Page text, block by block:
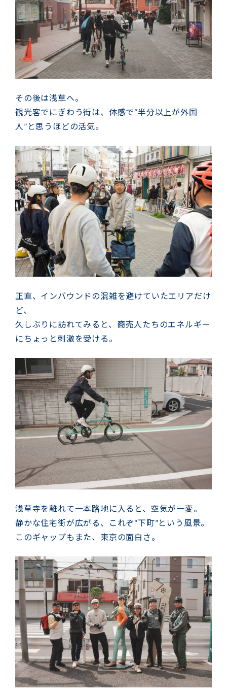
その後は浅草へ。
観光客でにぎわう街は、体感で“半分以上が外国
人”と思うほどの活気。
正直、インバウンドの混雑を避けていたエリアだけ
ど、
久しぶりに訪れてみると、商売人たちのエネルギー
にちょっと刺激を受ける。
浅草寺を離れて一本路地に入ると、空気が一変。
静かな住宅街が広がる、これぞ“下町”という風景。
このギャップもまた、東京の面白さ。